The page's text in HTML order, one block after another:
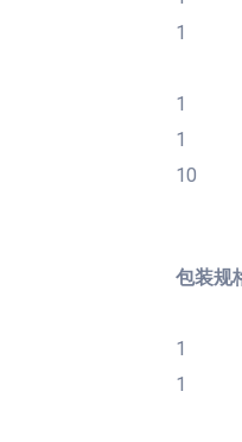
1
1
1
10
包装规
1
1